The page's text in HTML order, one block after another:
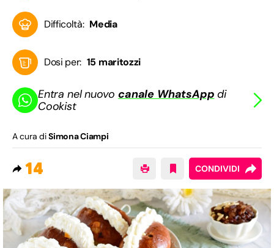
Difficoltà: Media
Dosi per: 15 maritozzi
Entra nel nuovocanale WhatsApp di
Cookist
A cura diSimona Ciampi
14 CONDIVIDI